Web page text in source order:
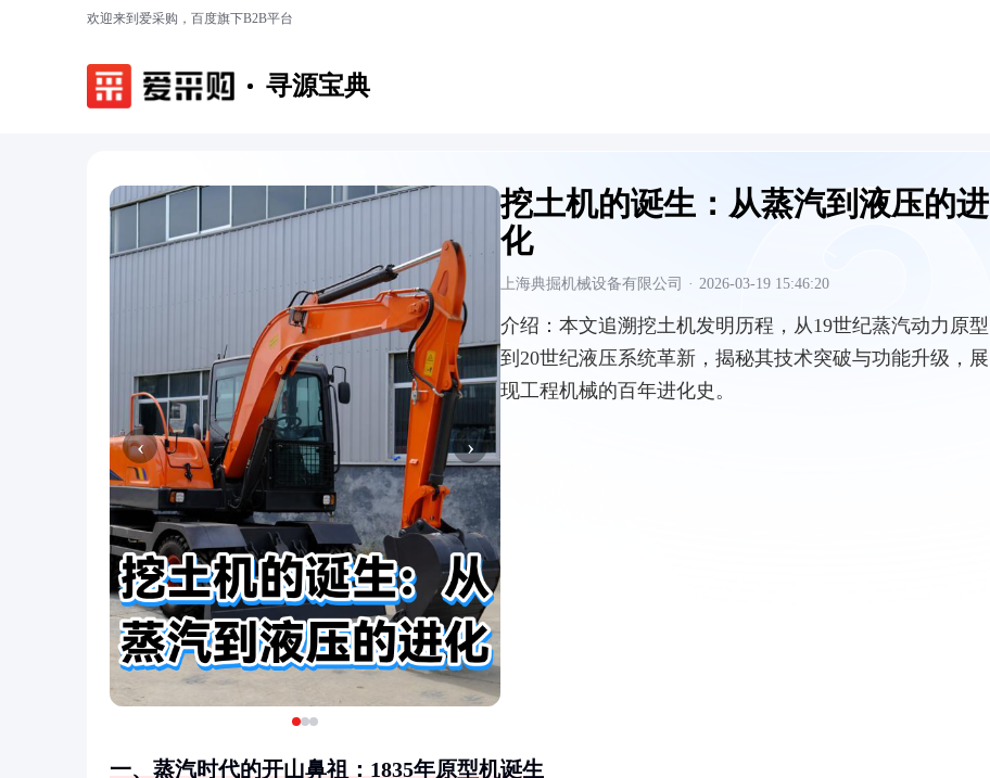
欢迎来到爱采购，百度旗下B2B平台
寻源宝典
‹ ›
挖土机的诞生：从蒸汽到液压的进
化
上海典掘机械设备有限公司 · 2026-03-19 15:46:20
介绍： 本文追溯挖土机发明历程，从19世纪蒸汽动力原型
到20世纪液压系统革新，揭秘其技术突破与功能升级，展
现工程机械的百年进化史。
一、蒸汽时代的开山鼻祖：1835年原型机诞生